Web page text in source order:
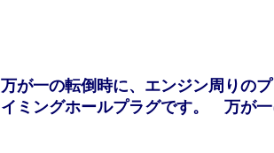
万が一の転倒時に、エンジン周りの
イミングホールプラグです。 万が